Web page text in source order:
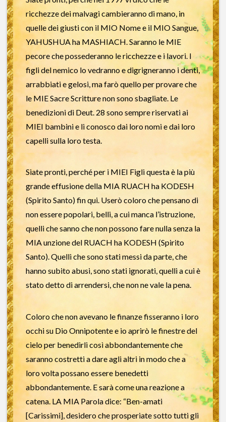
ricchezze dei malvagi cambieranno di mano, in
quelle dei giusti con il MIO Nome e il MIO Sangue,
YAHUSHUA ha MASHIACH. Saranno le MIE
pecore che possederanno le ricchezze e i lavori. I
figli del nemico lo vedranno e digrigneranno i denti,
arrabbiati e gelosi, ma farò quello per provare che
le MIE Sacre Scritture non sono sbagliate. Le
benedizioni di Deut. 28 sono sempre riservati ai
MIEI bambini e li conosco dai loro nomi e dai loro
capelli sulla loro testa.
Siate pronti, perché per i MIEI Figli questa è la più
grande effusione della MIA RUACH ha KODESH
(Spirito Santo) fin qui. Userò coloro che pensano di
non essere popolari, belli, a cui manca l’istruzione,
quelli che sanno che non possono fare nulla senza la
MIA unzione del RUACH ha KODESH (Spirito
Santo). Quelli che sono stati messi da parte, che
hanno subito abusi, sono stati ignorati, quelli a cui è
stato detto di arrendersi, che non ne vale la pena.
Coloro che non avevano le finanze fisseranno i loro
occhi su Dio Onnipotente e io aprirò le finestre del
cielo per benedirli così abbondantemente che
saranno costretti a dare agli altri in modo che a
loro volta possano essere benedetti
abbondantemente. E sarà come una reazione a
catena. LA MIA Parola dice: “Ben-amati
[Carissimi], desidero che prosperiate sotto tutti gli